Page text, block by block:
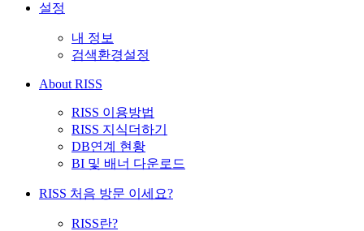
설정
내 정보
검색환경설정
About RISS
RISS 이용방법
RISS 지식더하기
DB연계 현황
BI 및 배너 다운로드
RISS 처음 방문 이세요?
RISS란?